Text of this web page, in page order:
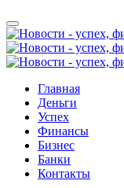
Главная
Деньги
Успех
Финансы
Бизнес
Банки
Контакты